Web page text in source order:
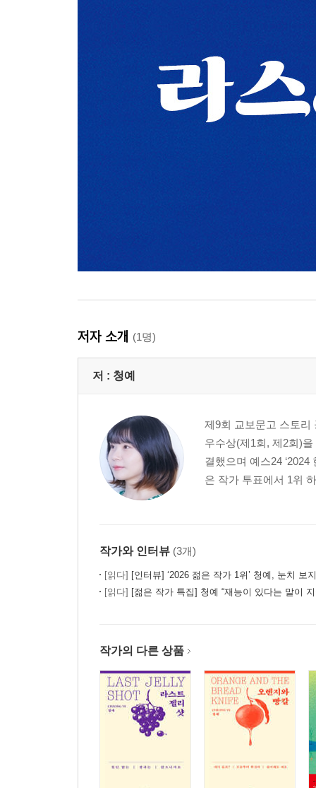
저자 소개 (1명)
저 : 청예
제9회 교보문고 스토리
우수상(제1회, 제2회)
결했으며 예스24
은 작가 투표에서 1위
작가와 인터뷰 (3개)
[읽다] [인터뷰] ‘2026 젊은 작가 1위’ 청예, 눈치 보지 않
[읽다] [젊은 작가 특집] 청예 “재능이 있다는 말이 지
작가의 다른 상품